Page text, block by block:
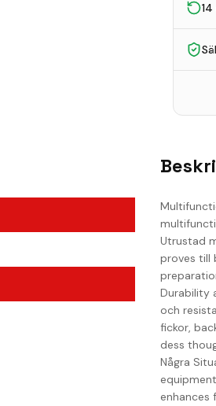
Utrustad
proves till
Durability
och
fickor,
dess
Några
enhances